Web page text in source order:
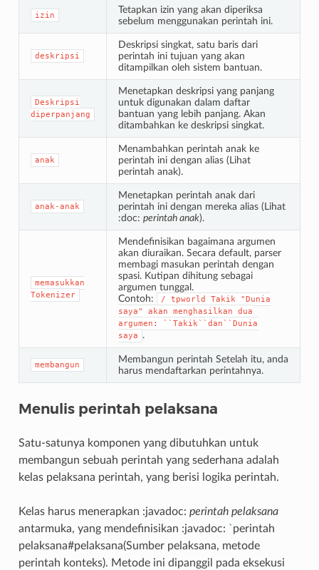
izin
Tetapkan izin yang akan diperiksa
sebelum menggunakan perintah ini.
deskripsi
Deskripsi singkat, satu baris dari
perintah ini tujuan yang akan
ditampilkan oleh sistem bantuan.
Deskripsi
diperpanjang
Menetapkan deskripsi yang panjang
untuk digunakan dalam daftar
bantuan yang lebih panjang. Akan
ditambahkan ke deskripsi singkat.
anak
Menambahkan perintah anak ke
perintah ini dengan alias (Lihat
perintah anak).
anak-anak
Menetapkan perintah anak dari
perintah ini dengan mereka alias (Lihat
:doc: perintah anak).
memasukkan
Tokenizer
Mendefinisikan bagaimana argumen
akan diuraikan. Secara default, parser
membagi masukan perintah dengan
spasi. Kutipan dihitung sebagai
argumen tunggal.
Contoh:
/ tpworld Takik
"Dunia
saya"
akan menghasilkan
dua
argumen:
``Takik``dan``Dunia
saya .
membangun
Membangun perintah Setelah itu, anda
harus mendaftarkan perintahnya.
Menulis perintah pelaksana
Satu-satunya komponen yang dibutuhkan untuk
membangun sebuah perintah yang sederhana adalah
kelas pelaksana perintah, yang berisi logika perintah.
Kelas harus menerapkan :javadoc: perintah pelaksana
antarmuka, yang mendefinisikan :javadoc: `perintah
pelaksana#pelaksana(Sumber pelaksana, metode
perintah konteks). Metode ini dipanggil pada eksekusi